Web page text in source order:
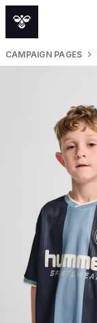
CAMPAIGN PAGES